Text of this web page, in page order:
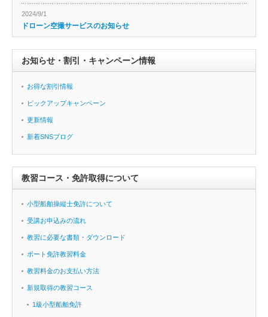
2024/9/1
ドローン空撮サービスのお知らせ
お知らせ・割引・キャンペーン情報
お得な割引情報
ピックアップキャンペーン
更新情報
新着SNSブログ
教習コース・免許取得について
小型船舶操縦士免許について
受講お申込みの流れ
教習に必要な書類・ダウンロード
ボート免許教習料金
教習料金のお支払い方法
新規取得の教習コース
1級小型船舶免許